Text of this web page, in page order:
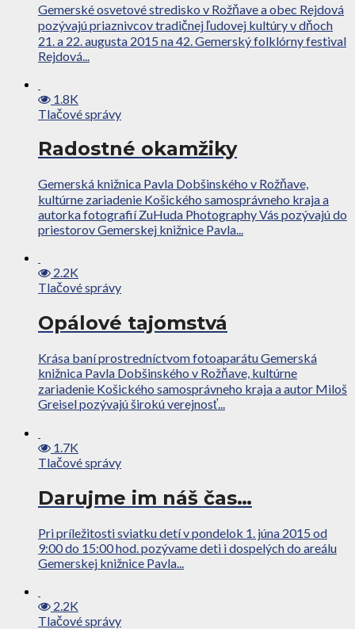
Gemerské osvetové stredisko v Rožňave a obec Rejdová
pozývajú priaznivcov tradičnej ľudovej kultúry v dňoch
21. a 22. augusta 2015 na 42. Gemerský folklórny festival
Rejdová...
1.8K
Tlačové správy
Radostné okamžiky
Gemerská knižnica Pavla Dobšinského v Rožňave,
kultúrne zariadenie Košického samosprávneho kraja a
autorka fotografií ZuHuda Photography Vás pozývajú do
priestorov Gemerskej knižnice Pavla...
2.2K
Tlačové správy
Opálové tajomstvá
Krása baní prostredníctvom fotoaparátu Gemerská
knižnica Pavla Dobšinského v Rožňave, kultúrne
zariadenie Košického samosprávneho kraja a autor Miloš
Greisel pozývajú širokú verejnosť...
1.7K
Tlačové správy
Darujme im náš čas…
Pri príležitosti sviatku detí v pondelok 1. júna 2015 od
9:00 do 15:00 hod. pozývame deti i dospelých do areálu
Gemerskej knižnice Pavla...
2.2K
Tlačové správy